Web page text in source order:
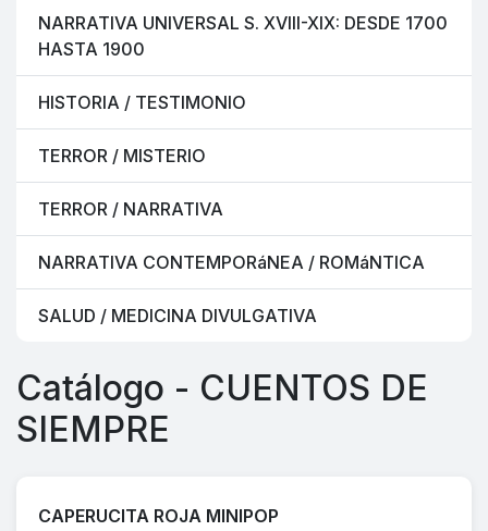
NARRATIVA UNIVERSAL S. XVIII-XIX: DESDE 1700
HASTA 1900
HISTORIA / TESTIMONIO
TERROR / MISTERIO
TERROR / NARRATIVA
NARRATIVA CONTEMPORáNEA / ROMáNTICA
SALUD / MEDICINA DIVULGATIVA
Catálogo - CUENTOS DE
SIEMPRE
CAPERUCITA ROJA MINIPOP